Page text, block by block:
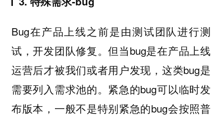
Bug在产品上线之前是由测试团队进行测
试，开发团队修复。但当bug是在产品上线
运营后才被我们或者用户发现，这类bug是
需要列入需求池的。紧急的bug可以临时发
布版本，一般不是特别紧急的bug会按照普